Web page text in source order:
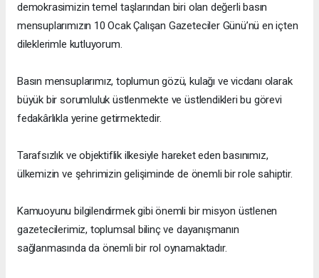
demokrasimizin temel taşlarından biri olan değerli basın
mensuplarımızın 10 Ocak Çalışan Gazeteciler Günü’nü en içten
dileklerimle kutluyorum.
Basın mensuplarımız, toplumun gözü, kulağı ve vicdanı olarak
büyük bir sorumluluk üstlenmekte ve üstlendikleri bu görevi
fedakârlıkla yerine getirmektedir.
Tarafsızlık ve objektiflik ilkesiyle hareket eden basınımız,
ülkemizin ve şehrimizin gelişiminde de önemli bir role sahiptir.
Kamuoyunu bilgilendirmek gibi önemli bir misyon üstlenen
gazetecilerimiz, toplumsal bilinç ve dayanışmanın
sağlanmasında da önemli bir rol oynamaktadır.